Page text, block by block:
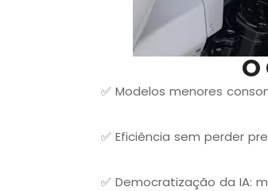
O
✅ Modelos menores
✅ Eficiência sem perder
✅ Democratização da IA: